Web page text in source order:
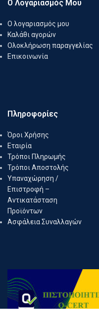
Ο Λογαριασμός Μου
Ο λογαριασμός μου
Καλάθι αγορών
Ολοκλήρωση παραγγελίας
Επικοινωνία
Πληροφορίες
Όροι Χρήσης
Εταιρία
Τρόποι Πληρωμής
Τρόποι Αποστολής
Υπαναχώρηση /
Επιστροφή –
Αντικατάσταση
Προϊόντων
Ασφάλεια Συναλλαγών